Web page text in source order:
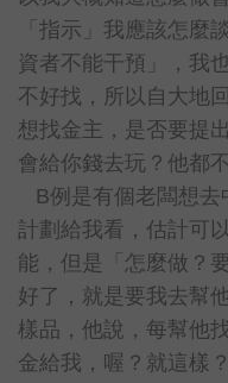
「指示」我應該怎麼
資者不能干預」，我
不好找，所以自大地
想找金主，是否要提
會給你錢去玩？他都
B例是有個老闆想
計劃給我看，估計可
能，但是「怎麼做？
好了，就是要我去幫
樣品，他說，每幫他
金給我，喔？就這樣